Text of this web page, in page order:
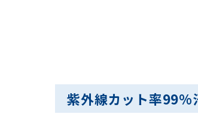
紫外線カット率99%